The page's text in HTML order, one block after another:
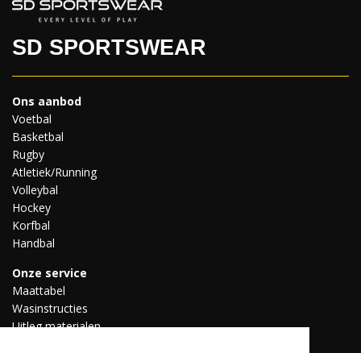
SD SPORTSWEAR
Ons aanbod
Voetbal
Basketbal
Rugby
Atletiek/Running
Volleybal
Hockey
Korfbal
Handbal
Onze service
Maattabel
Wasinstructies
Uitleg materialen